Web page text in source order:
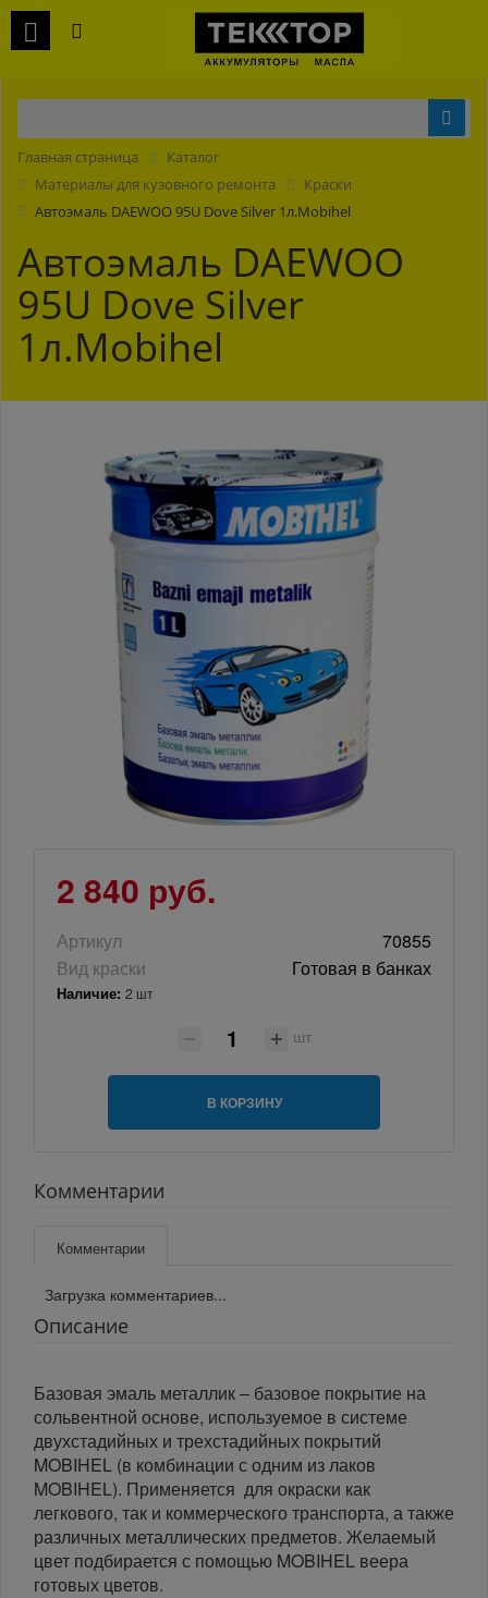
Главная страница
Каталог
Материалы для кузовного ремонта
Краски
Автоэмаль DAEWOO 95U Dove Silver 1л.Mobihel
Автоэмаль DAEWOO
95U Dove Silver
1л.Mobihel
2 840 руб.
Артикул
70855
Вид краски
Готовая в банках
Наличие: 2 шт
шт
В КОРЗИНУ
Комментарии
Комментарии
Загрузка комментариев...
Описание
Базовая эмаль металлик – базовое покрытие на
сольвентной основе, используемое в системе
двухстадийных и трехстадийных покрытий
MOBIHEL (в комбинации с одним из лаков
MOBIHEL). Применяется для окраски как
легкового, так и коммерческого транспорта, а также
различных металлических предметов. Желаемый
цвет подбирается с помощью MOBIHEL веера
готовых цветов.